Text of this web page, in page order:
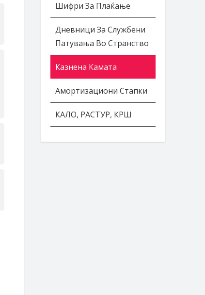
Шифри За Плаќање
Дневници За Службени
Патувања Во Странство
Казнена Камата
Амортизациони Стапки
КАЛО, РАСТУР, КРШ